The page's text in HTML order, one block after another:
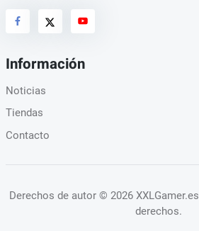
Información
Noticias
Tiendas
Contacto
Derechos de autor © 2026 XXLGamer.es
derechos.